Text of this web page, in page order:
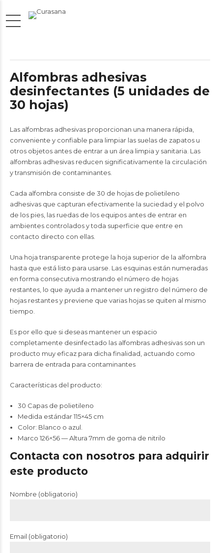
Alfombras adhesivas
desinfectantes (5 unidades de
30 hojas)
Las alfombras adhesivas proporcionan una manera rápida,
conveniente y confiable para limpiar las suelas de zapatos u
otros objetos antes de entrar a un área limpia y sanitaria. Las
alfombras adhesivas reducen significativamente la circulación
y transmisión de contaminantes.
Cada alfombra consiste de 30 de hojas de polietileno
adhesivas que capturan efectivamente la suciedad y el polvo
de los pies, las ruedas de los equipos antes de entrar en
ambientes controlados y toda superficie que entre en
contacto directo con ellas.
Una hoja transparente protege la hoja superior de la alfombra
hasta que está listo para usarse. Las esquinas están numeradas
en forma consecutiva mostrando el número de hojas
restantes, lo que ayuda a mantener un registro del número de
hojas restantes y previene que varias hojas se quiten al mismo
tiempo.
Es por ello que si deseas mantener un espacio
completamente desinfectado las alfombras adhesivas son un
producto muy eficaz para dicha finalidad, actuando como
barrera de entrada para contaminantes
Características del producto:
30 Capas de polietileno
Medida estándar 115×45 cm
Color: Blanco o azul.
Marco 126×56 — Altura 7mm de goma de nitrilo
Contacta con nosotros para adquirir
este producto
Nombre (obligatorio)
Email (obligatorio)